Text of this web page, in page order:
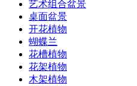
艺术组合盆景
桌面盆景
开花植物
蝴蝶兰
花槽植物
花架植物
木架植物